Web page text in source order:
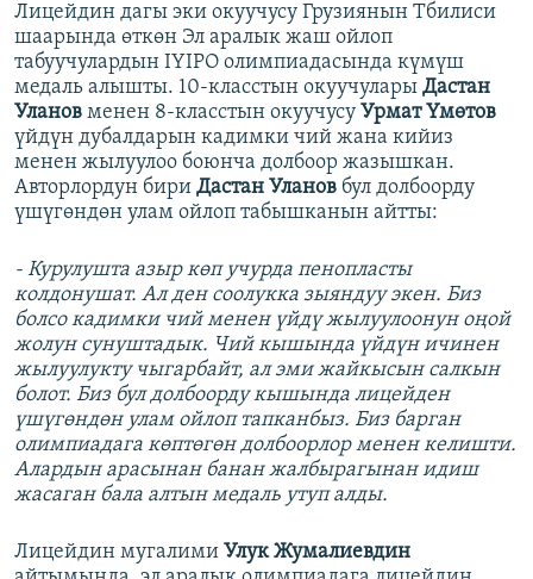
Лицейдин дагы эки окуучусу Грузиянын Тбилиси
шаарында өткөн Эл аралык жаш ойлоп
табуучулардын IYIPO олимпиадасында күмүш
медаль алышты. 10-класстын окуучулары Дастан
Уланов менен 8-класстын окуучусу Урмат Үмөтов
үйдүн дубалдарын кадимки чий жана кийиз
менен жылуулоо боюнча долбоор жазышкан.
Авторлордун бири Дастан Уланов бул долбоорду
үшүгөндөн улам ойлоп табышканын айтты:
- Курулушта азыр көп учурда пенопласты
колдонушат. Ал ден соолукка зыяндуу экен. Биз
болсо кадимки чий менен үйдү жылуулоонун оңой
жолун сунуштадык. Чий кышында үйдүн ичинен
жылуулукту чыгарбайт, ал эми жайкысын салкын
болот. Биз бул долбоорду кышында лицейден
үшүгөндөн улам ойлоп тапканбыз. Биз барган
олимпиадага көптөгөн долбоорлор менен келишти.
Алардын арасынан банан жалбырагынан идиш
жасаган бала алтын медаль утуп алды.
Лицейдин мугалими Улук Жумалиевдин